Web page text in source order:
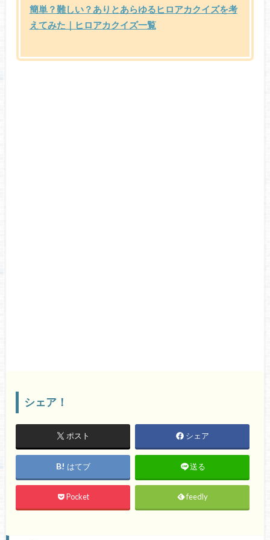
普通
簡単？難しい？ありとあらゆるヒロアカクイズを考
えてみた｜ヒロアカクイズ一覧
シェア！
ポスト シェア
はてブ 送る
Pocket feedly